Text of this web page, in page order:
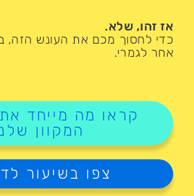
אז זהו, שלא.
כדי לחסוך מכם את העונש הזה,
אחר לגמרי.
קראו מה מייחד
המקוון
צפו בשיעור